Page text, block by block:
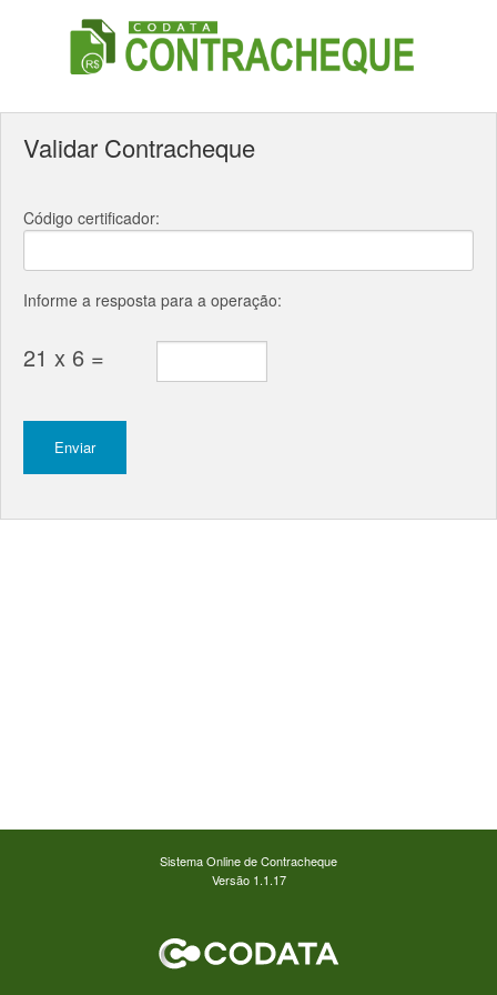
Validar Contracheque
Código certificador:
Informe a resposta para a operação:
21 x 6 =
Sistema Online de Contracheque
Versão 1.1.17